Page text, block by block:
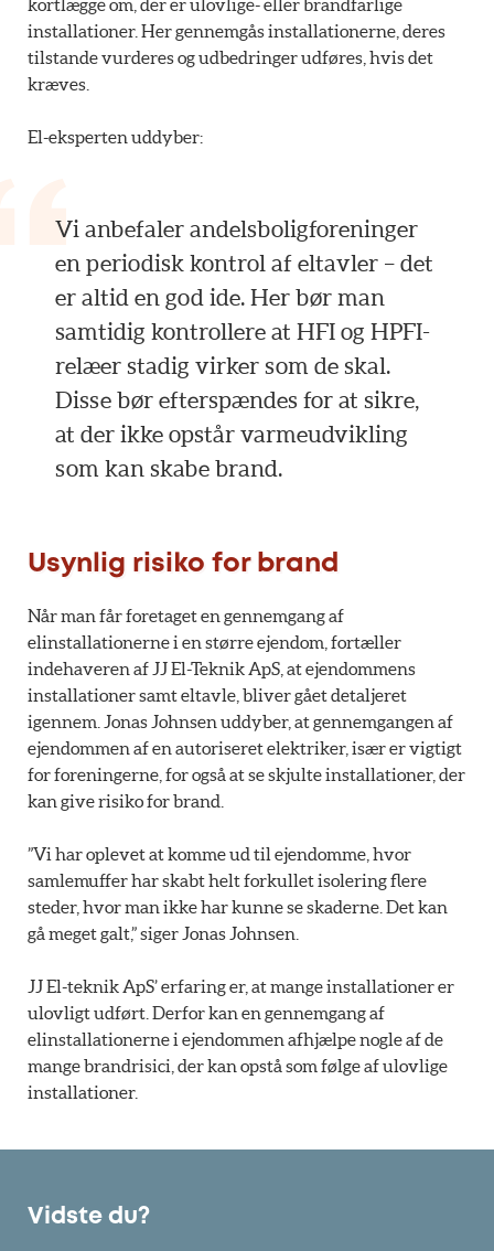
installationer. Her gennemgås installationerne, deres
tilstande vurderes og udbedringer udføres, hvis det
kræves.
El-eksperten uddyber:
Vi anbefaler andelsboligforeninger
en periodisk kontrol af eltavler – det
er altid en god ide. Her bør man
samtidig kontrollere at HFI og HPFI-
relæer stadig virker som de skal.
Disse bør efterspændes for at sikre,
at der ikke opstår varmeudvikling
som kan skabe brand.
Usynlig risiko for brand
Når man får foretaget en gennemgang af
elinstallationerne i en større ejendom, fortæller
indehaveren af JJ El-Teknik ApS, at ejendommens
installationer samt eltavle, bliver gået detaljeret
igennem. Jonas Johnsen uddyber, at gennemgangen af
ejendommen af en autoriseret elektriker, især er vigtigt
for foreningerne, for også at se skjulte installationer, der
kan give risiko for brand.
”Vi har oplevet at komme ud til ejendomme, hvor
samlemuffer har skabt helt forkullet isolering flere
steder, hvor man ikke har kunne se skaderne. Det kan
gå meget galt,” siger Jonas Johnsen.
JJ El-teknik ApS’ erfaring er, at mange installationer er
ulovligt udført. Derfor kan en gennemgang af
elinstallationerne i ejendommen afhjælpe nogle af de
mange brandrisici, der kan opstå som følge af ulovlige
installationer.
Vidste du?